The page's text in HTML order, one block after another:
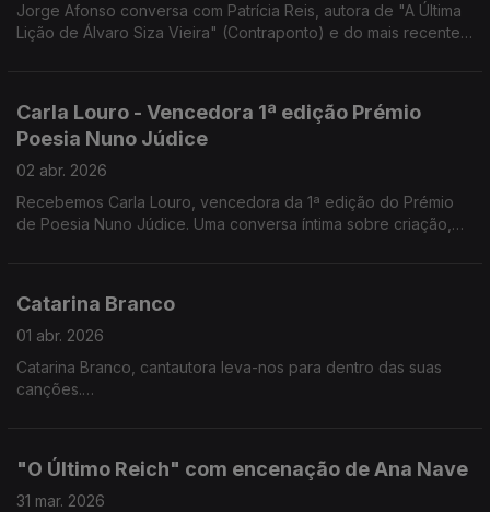
Jorge Afonso conversa com Patrícia Reis, autora de "A Última
Lição de Álvaro Siza Vieira" (Contraponto) e do mais recente
Carla Louro - Vencedora 1ª edição Prémio
Poesia Nuno Júdice
02 abr. 2026
Recebemos Carla Louro, vencedora da 1ª edição do Prémio
de Poesia Nuno Júdice. Uma conversa íntima sobre criação,
Catarina Branco
01 abr. 2026
Catarina Branco, cantautora leva-nos para dentro das suas
canções.
Um encontro onde cada verso respira e cada silêncio também
canta.
"O Último Reich" com encenação de Ana Nave
31 mar. 2026